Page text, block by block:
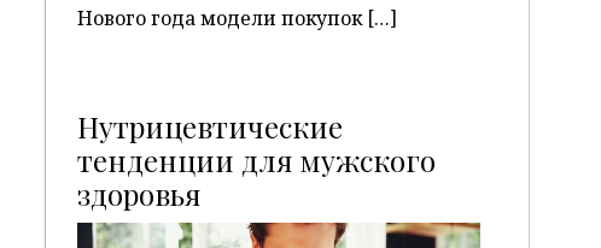
Нового года модели покупок […]
Нутрицевтические
тенденции для мужского
здоровья